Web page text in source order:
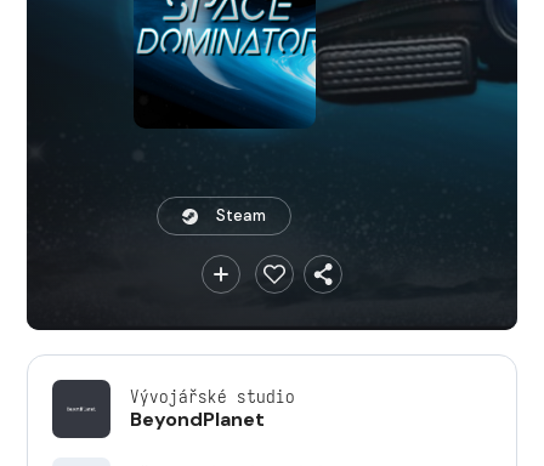
Steam
Vývojářské studio
BeyondPlanet